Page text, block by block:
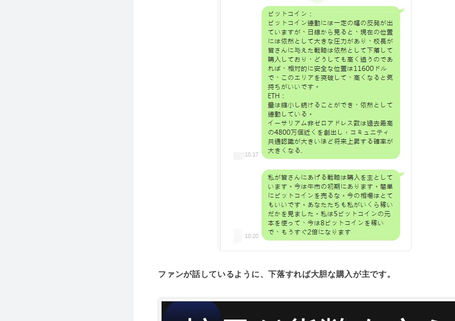
ファンが話しているように、下落すれば大胆な購入が主です。